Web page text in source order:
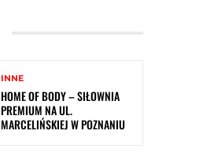
INNE
HOME OF BODY – SIŁOWNIA
PREMIUM NA UL.
MARCELIŃSKIEJ W POZNANIU